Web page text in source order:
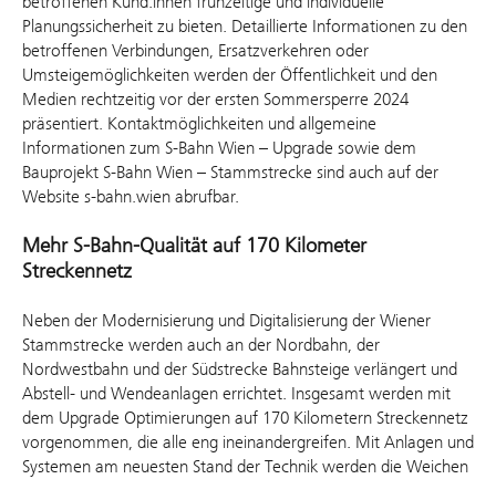
Planungssicherheit zu bieten. Detaillierte Informationen zu den
betroffenen Verbindungen, Ersatzverkehren oder
Umsteigemöglichkeiten werden der Öffentlichkeit und den
Medien rechtzeitig vor der ersten Sommersperre 2024
präsentiert. Kontaktmöglichkeiten und allgemeine
Informationen zum S-Bahn Wien – Upgrade sowie dem
Bauprojekt S-Bahn Wien – Stammstrecke sind auch auf der
Website s-bahn.wien abrufbar.
Mehr S-Bahn-Qualität auf 170 Kilometer
Streckennetz
Neben der Modernisierung und Digitalisierung der Wiener
Stammstrecke werden auch an der Nordbahn, der
Nordwestbahn und der Südstrecke Bahnsteige verlängert und
Abstell- und Wendeanlagen errichtet. Insgesamt werden mit
dem Upgrade Optimierungen auf 170 Kilometern Streckennetz
vorgenommen, die alle eng ineinandergreifen. Mit Anlagen und
Systemen am neuesten Stand der Technik werden die Weichen